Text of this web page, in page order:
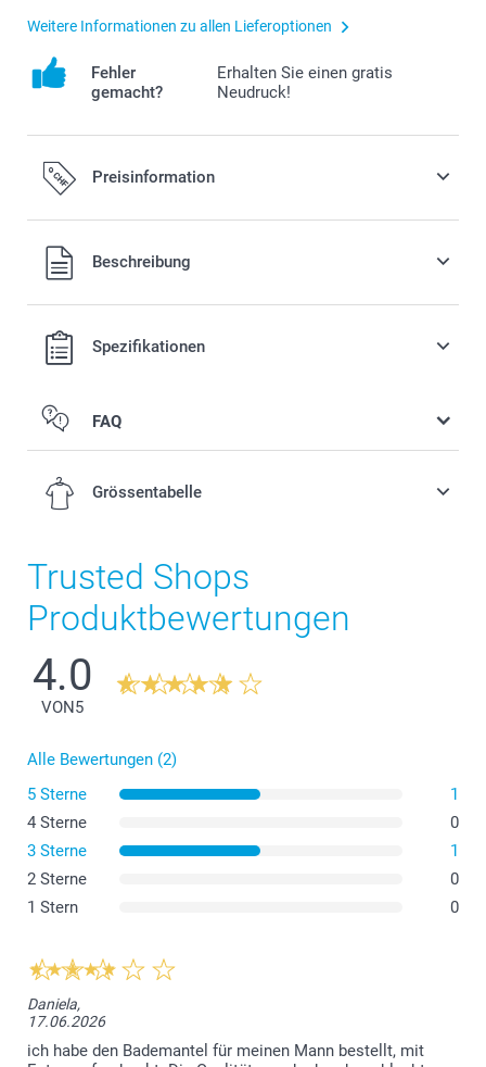
Weitere Informationen zu allen Lieferoptionen
Fehler
gemacht?
Erhalten Sie einen gratis
Neudruck!
Preisinformation
Alle Preise verstehen sich in Schweizer Franken (CHF) inkl.
MwSt. und zzgl. Versandkosten.
Beschreibung
Spezifikationen
Trockner:
Bügeln:
FAQ
Grössentabelle
118 cm
50 cm
Trusted Shops
Produktbewertungen
4.0
VON5
Alle Bewertungen (2)
5 Sterne
1
4 Sterne
0
3 Sterne
1
2 Sterne
0
1 Stern
0
Daniela,
17.06.2026
ich habe den Bademantel für meinen Mann bestellt, mit